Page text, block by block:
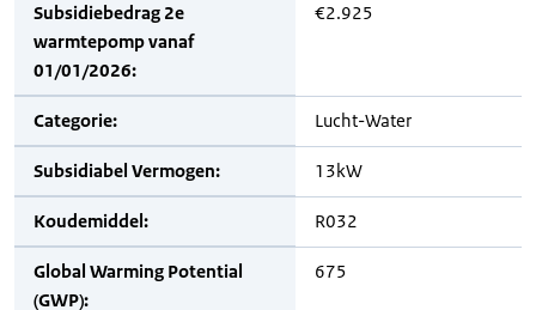
Subsidiebedrag 2e
warmtepomp vanaf
01/01/2026:
€2.925
Categorie: Lucht-Water
Subsidiabel Vermogen: 13kW
Koudemiddel: R032
Global Warming Potential
(GWP):
675